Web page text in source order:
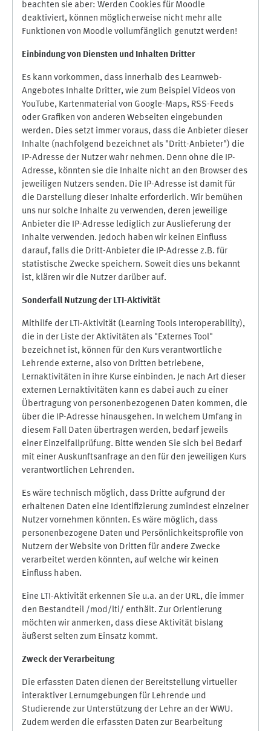
beachten sie aber: Werden Cookies für Moodle
deaktiviert, können möglicherweise nicht mehr alle
Funktionen von Moodle vollumfänglich genutzt werden!
Einbindung von Diensten und Inhalten Dritter
Es kann vorkommen, dass innerhalb des Learnweb-
Angebotes Inhalte Dritter, wie zum Beispiel Videos von
YouTube, Kartenmaterial von Google-Maps, RSS-Feeds
oder Grafiken von anderen Webseiten eingebunden
werden. Dies setzt immer voraus, dass die Anbieter dieser
Inhalte (nachfolgend bezeichnet als "Dritt-Anbieter") die
IP-Adresse der Nutzer wahr nehmen. Denn ohne die IP-
Adresse, könnten sie die Inhalte nicht an den Browser des
jeweiligen Nutzers senden. Die IP-Adresse ist damit für
die Darstellung dieser Inhalte erforderlich. Wir bemühen
uns nur solche Inhalte zu verwenden, deren jeweilige
Anbieter die IP-Adresse lediglich zur Auslieferung der
Inhalte verwenden. Jedoch haben wir keinen Einfluss
darauf, falls die Dritt-Anbieter die IP-Adresse z.B. für
statistische Zwecke speichern. Soweit dies uns bekannt
ist, klären wir die Nutzer darüber auf.
Sonderfall Nutzung der LTI-Aktivität
Mithilfe der LTI-Aktivität (Learning Tools Interoperability),
die in der Liste der Aktivitäten als "Externes Tool"
bezeichnet ist, können für den Kurs verantwortliche
Lehrende externe, also von Dritten betriebene,
Lernaktivitäten in ihre Kurse einbinden. Je nach Art dieser
externen Lernaktivitäten kann es dabei auch zu einer
Übertragung von personenbezogenen Daten kommen, die
über die IP-Adresse hinausgehen. In welchem Umfang in
diesem Fall Daten übertragen werden, bedarf jeweils
einer Einzelfallprüfung. Bitte wenden Sie sich bei Bedarf
mit einer Auskunftsanfrage an den für den jeweiligen Kurs
verantwortlichen Lehrenden.
Es wäre technisch möglich, dass Dritte aufgrund der
erhaltenen Daten eine Identifizierung zumindest einzelner
Nutzer vornehmen könnten. Es wäre möglich, dass
personenbezogene Daten und Persönlichkeitsprofile von
Nutzern der Website von Dritten für andere Zwecke
verarbeitet werden könnten, auf welche wir keinen
Einfluss haben.
Eine LTI-Aktivität erkennen Sie u.a. an der URL, die immer
den Bestandteil /mod/lti/ enthält. Zur Orientierung
möchten wir anmerken, dass diese Aktivität bislang
äußerst selten zum Einsatz kommt.
Zweck der Verarbeitung
Die erfassten Daten dienen der Bereitstellung virtueller
interaktiver Lernumgebungen für Lehrende und
Studierende zur Unterstützung der Lehre an der WWU.
Zudem werden die erfassten Daten zur Bearbeitung